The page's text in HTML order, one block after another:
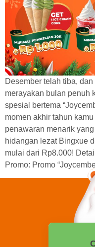
Desember telah tiba,
merayakan bulan penuh
spesial bertema
momen akhir tahun
penawaran menarik
hidangan lezat Bingxue
mulai dari Rp8.000!
Promo: Promo